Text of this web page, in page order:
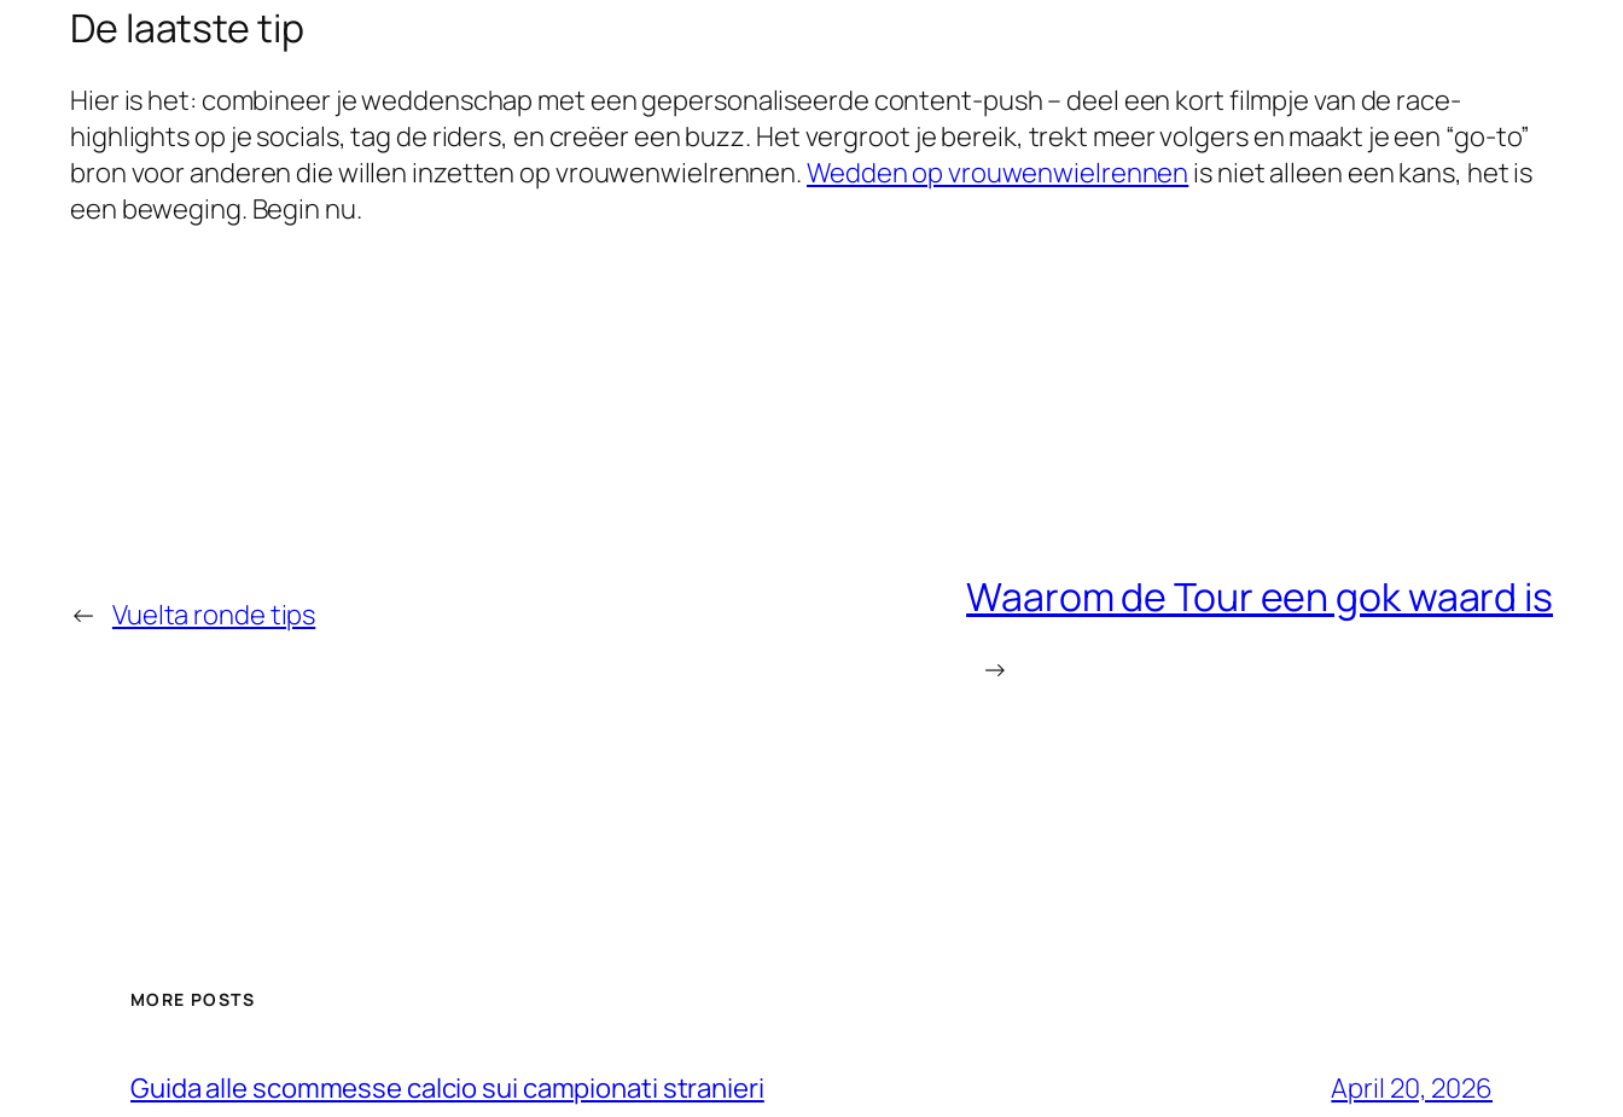
De laatste tip
Hier is het: combineer je weddenschap met een gepersonaliseerde content-push – deel een kort filmpje van de race-
highlights op je socials, tag de riders, en creëer een buzz. Het vergroot je bereik, trekt meer volgers en maakt je een “go-to”
bron voor anderen die willen inzetten op vrouwenwielrennen.Wedden op vrouwenwielrennen is niet alleen een kans, het is
een beweging. Begin nu.
← Vuelta ronde tips Waarom de Tour een gok waard is
→
MORE POSTS
Guida alle scommesse calcio sui campionati stranieri April 20, 2026